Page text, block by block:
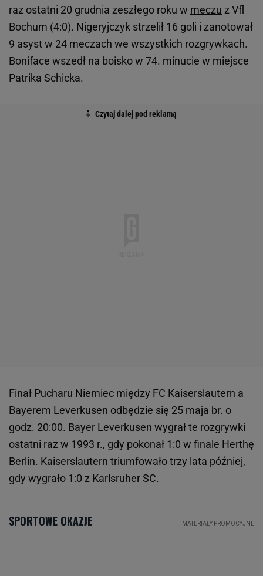
raz ostatni 20 grudnia zeszłego roku w meczu z Vfl
Bochum (4:0). Nigeryjczyk strzelił 16 goli i zanotował
9 asyst w 24 meczach we wszystkich rozgrywkach.
Boniface wszedł na boisko w 74. minucie w miejsce
Patrika Schicka.
Finał Pucharu Niemiec między FC Kaiserslautern a
Bayerem Leverkusen odbędzie się 25 maja br. o
godz. 20:00. Bayer Leverkusen wygrał te rozgrywki
ostatni raz w 1993 r., gdy pokonał 1:0 w finale Herthę
Berlin. Kaiserslautern triumfowało trzy lata później,
gdy wygrało 1:0 z Karlsruher SC.